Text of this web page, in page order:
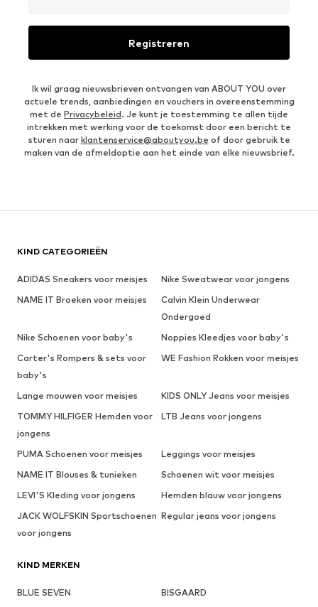
Registreren
Ik wil graag nieuwsbrieven ontvangen van ABOUT YOU over
actuele trends, aanbiedingen en vouchers in overeenstemming
met de Privacybeleid. Je kunt je toestemming te allen tijde
intrekken met werking voor de toekomst door een bericht te
sturen naar klantenservice@aboutyou.be of door gebruik te
maken van de afmeldoptie aan het einde van elke nieuwsbrief.
KIND CATEGORIEËN
ADIDAS Sneakers voor meisjes
Nike Sweatwear voor jongens
NAME IT Broeken voor meisjes
Calvin Klein Underwear
Ondergoed
Nike Schoenen voor baby's
Noppies Kleedjes voor baby's
Carter's Rompers & sets voor
baby's
WE Fashion Rokken voor meisjes
Lange mouwen voor meisjes
KIDS ONLY Jeans voor meisjes
TOMMY HILFIGER Hemden voor
jongens
LTB Jeans voor jongens
PUMA Schoenen voor meisjes
Leggings voor meisjes
NAME IT Blouses & tunieken
Schoenen wit voor meisjes
LEVI'S Kleding voor jongens
Hemden blauw voor jongens
JACK WOLFSKIN Sportschoenen
voor jongens
Regular jeans voor jongens
KIND MERKEN
BLUE SEVEN
BISGAARD